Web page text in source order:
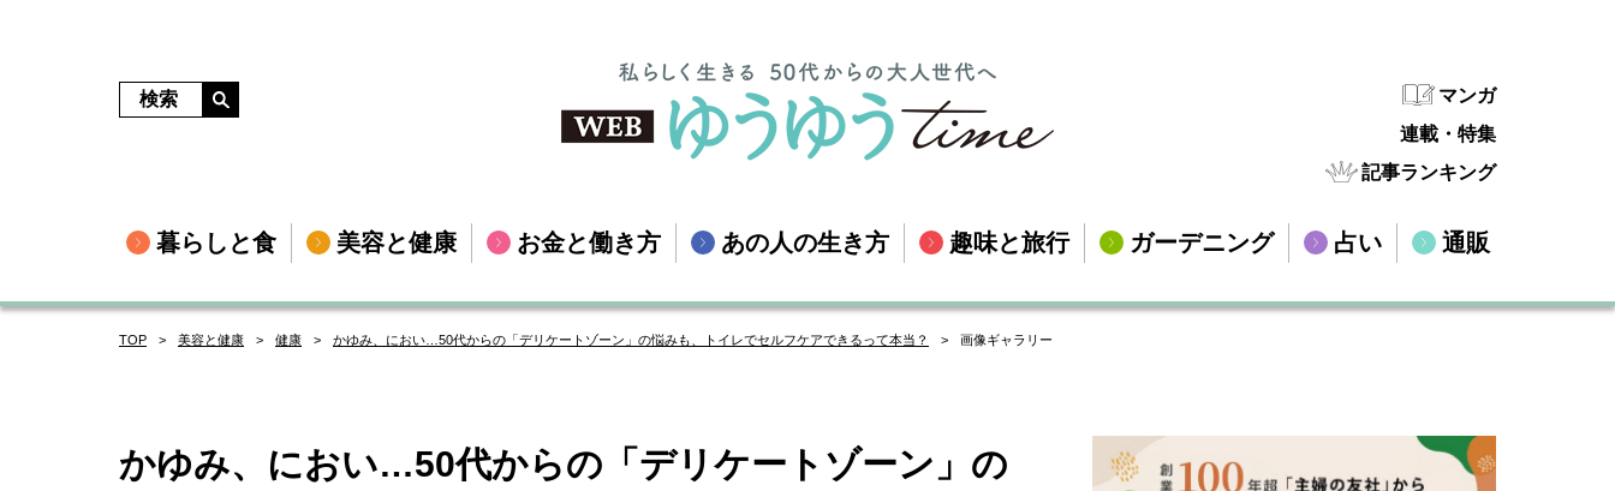
マンガ
連載・特集
記事ランキング
暮らしと食 美容と健康 お金と働き方 あの人の生き方 趣味と旅行 ガーデニング 占い 通販
TOP 美容と健康 健康 かゆみ、におい…50代からの「デリケートゾーン」の悩みも、トイレでセルフケアできるって本当？ 画像ギャラリー
かゆみ、におい…50代からの「デリケートゾーン」の